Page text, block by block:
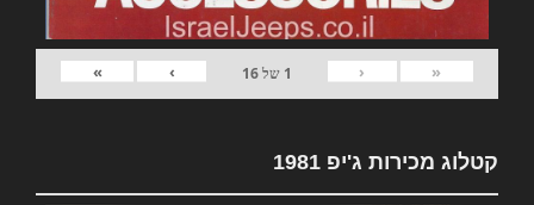
«
‹
1 של16
›
»
קטלוג מכירות ג'יפ 1981